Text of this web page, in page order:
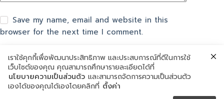
Save my name, email and website in this
browser for the next time I comment.
แสดงความเห็น
เราใช้คุกกี้เพื่อพัฒนาประสิทธิภาพ และประสบการณ์ที่ดีในการใช้
เว็บไซต์ของคุณ คุณสามารถศึกษารายละเอียดได้ที่
นโยบายความเป็นส่วนตัว และสามารถจัดการความเป็นส่วนตัว
เองได้ของคุณได้เองโดยคลิกที่ ตั้งค่า